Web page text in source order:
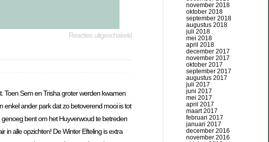
Reacties uitgeschakeld
Toen Sem en Trisha groter werden kwamen
enkel ander park dat zo betoverend mooi is tot
bent om het Huyverwoud te betreden
alle opzichten! De Winter Efteling is extra
november 2018
oktober 2018
september 2018
augustus 2018
juli 2018
mei 2018
april 2018
december 2017
november 2017
oktober 2017
september 2017
augustus 2017
juli 2017
juni 2017
mei 2017
april 2017
maart 2017
februari 2017
januari 2017
december 2016
november 2016